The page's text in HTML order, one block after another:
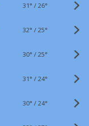
31° /26°
32° /25°
30° /25°
31° /24°
30° /24°